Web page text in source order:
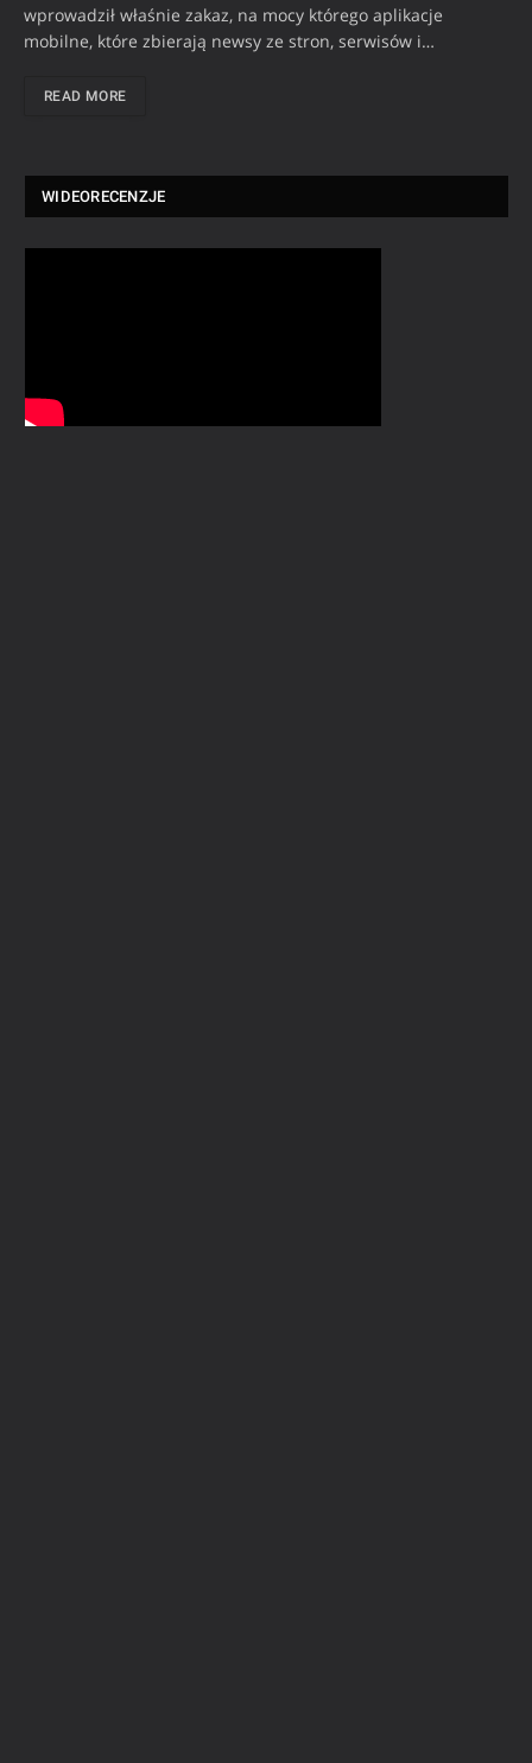
wprowadził właśnie zakaz, na mocy którego aplikacje
mobilne, które zbierają newsy ze stron, serwisów i…
READ MORE
WIDEORECENZJE